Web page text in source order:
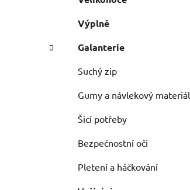
Výplně
Galanterie
Suchý zip
Gumy a návlekový materiál
Šicí potřeby
Bezpečnostní oči
Pletení a háčkování